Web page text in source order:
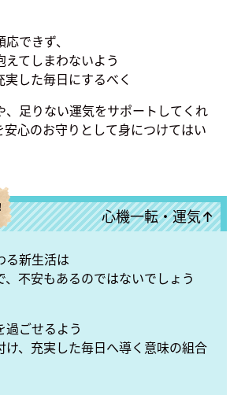
できず、
てしまわないよう
した毎日にするべく
、足りない運気をサポートしてくれ
安心のお守りとして身につけてはい
心機一転・運気↑
る新生活は
不安もあるのではないでしょう
過ごせるよう
け、充実した毎日へ導く意味の組合